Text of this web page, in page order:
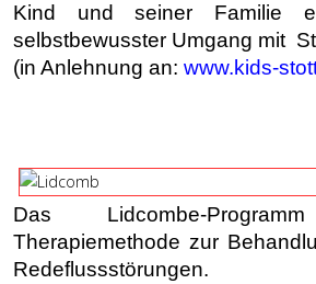
Kind und seiner Familie
selbstbewusster Umgang mit
(in Anlehnung an: www.kids-
Das Lidcombe-
Therapiemethode zur
Redeflussstörungen.